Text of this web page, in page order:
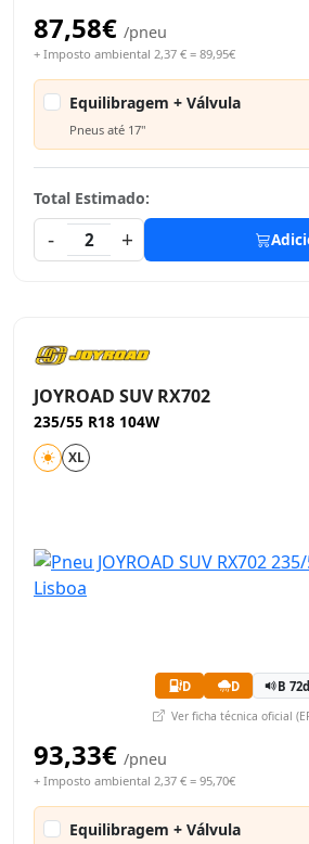
87,58€ /pneu
+ Imposto ambiental 2,37 € = 89,95€
Equilibragem + Válvula
Pneus até 17"
Total Estimado:
-
2 +
JOYROAD SUV RX702
235/55 R18 104W
XL
D D B
Ver ficha técnica oficial
93,33€ /pneu
+ Imposto ambiental 2,37 € = 95,70€
Equilibragem + Válvula